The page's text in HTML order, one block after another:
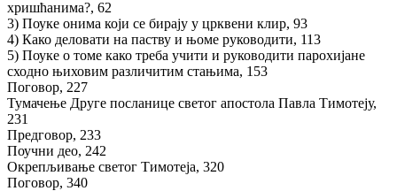
хришћанима?, 62
3) Поуке онима који се бирају у црквени клир, 93
4) Како деловати на паству и њоме руководити, 113
5) Поуке о томе како треба учити и руководити парохијане
сходно њиховим различитим стањима, 153
Поговор, 227
Тумачење Друге посланице светог апостола Павла Тимотеју,
231
Предговор, 233
Поучни део, 242
Окрепљивање светог Тимотеја, 320
Поговор, 340